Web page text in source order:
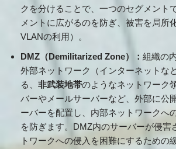
クを分けることで、一つのセグメント
メントに広がるのを防ぎ、被害を局所
VLANの利用）。
DMZ（Demilitarized Zone）： 組織の
外部ネットワーク（インターネットな
る、 非武装地帯のようなネットワーク
バーやメールサーバーなど、外部に公
ーバーを配置し、内部ネットワークへ
を防ぎます。DMZ内のサーバーが侵害
トワークへの侵入を困難にするための